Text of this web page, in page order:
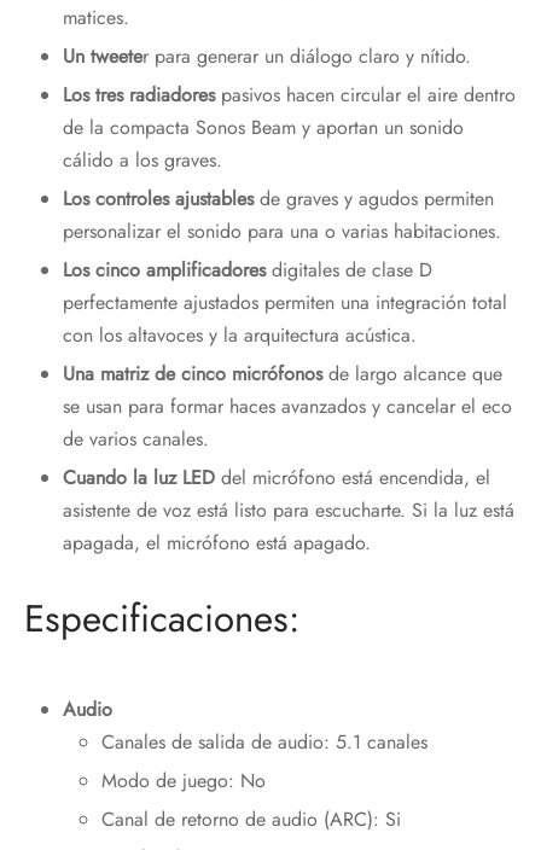
matices.
Un tweeter para generar un diálogo claro y nítido.
Los tres radiadorespasivos hacen circular el aire dentro
de la compacta Sonos Beam y aportan un sonido
cálido a los graves.
Los controles ajustablesde graves y agudos permiten
personalizar el sonido para una o varias habitaciones.
Los cinco amplificadoresdigitales de clase D
perfectamente ajustados permiten una integración total
con los altavoces y la arquitectura acústica.
Una matriz de cinco micrófonosde largo alcance que
se usan para formar haces avanzados y cancelar el eco
de varios canales.
Cuando la luz LEDdel micrófono está encendida, el
asistente de voz está listo para escucharte. Si la luz está
apagada, el micrófono está apagado.
Especificaciones:
Audio
Canales de salida de audio: 5.1 canales
Modo de juego: No
Canal de retorno de audio (ARC): Si